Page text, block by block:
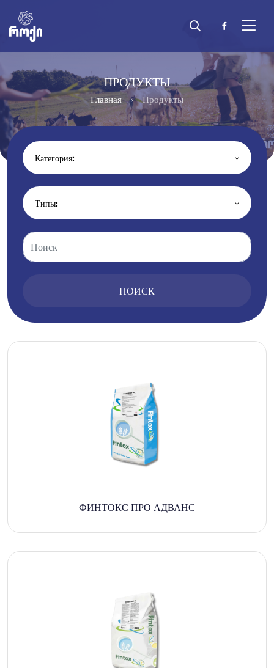
ПРОДУКТЫ
Главная Продукты
ПОИСК
ФИНТОКС ПРО АДВАНС